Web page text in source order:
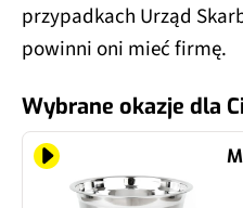
przypadkach Urząd
powinni oni mieć firmę.
Wybrane okazje dla